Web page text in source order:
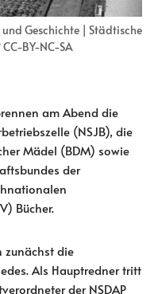
Geschichte | Städtische
BY-NC-SA
am Abend die
(NSJB), die
Mädel (BDM) sowie
der
Bücher.
zunächst die
Als Hauptredner tritt
der NSDAP